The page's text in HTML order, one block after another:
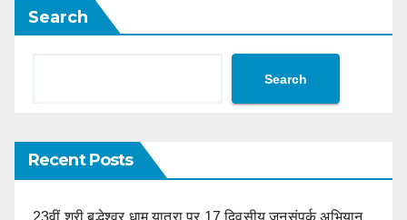
Search
Search
Recent Posts